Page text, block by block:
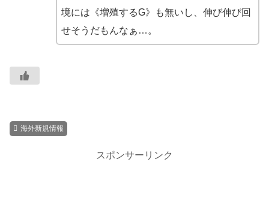
境には《増殖するG》も無いし、伸び伸び回
せそうだもんなぁ…。
海外新規情報
スポンサーリンク